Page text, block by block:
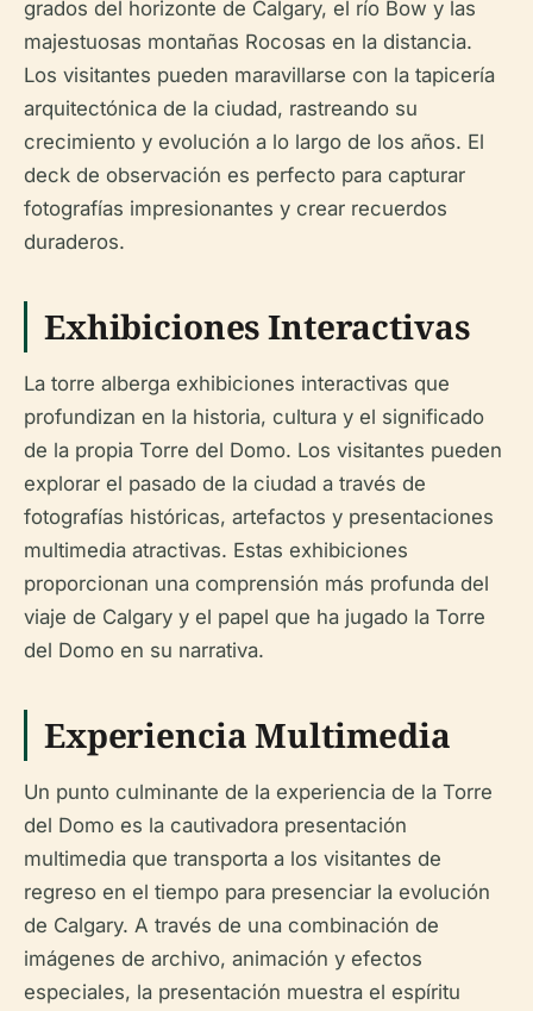
grados del horizonte de Calgary, el río Bow y las
majestuosas montañas Rocosas en la distancia.
Los visitantes pueden maravillarse con la tapicería
arquitectónica de la ciudad, rastreando su
crecimiento y evolución a lo largo de los años. El
deck de observación es perfecto para capturar
fotografías impresionantes y crear recuerdos
duraderos.
Exhibiciones Interactivas
La torre alberga exhibiciones interactivas que
profundizan en la historia, cultura y el significado
de la propia Torre del Domo. Los visitantes pueden
explorar el pasado de la ciudad a través de
fotografías históricas, artefactos y presentaciones
multimedia atractivas. Estas exhibiciones
proporcionan una comprensión más profunda del
viaje de Calgary y el papel que ha jugado la Torre
del Domo en su narrativa.
Experiencia Multimedia
Un punto culminante de la experiencia de la Torre
del Domo es la cautivadora presentación
multimedia que transporta a los visitantes de
regreso en el tiempo para presenciar la evolución
de Calgary. A través de una combinación de
imágenes de archivo, animación y efectos
especiales, la presentación muestra el espíritu